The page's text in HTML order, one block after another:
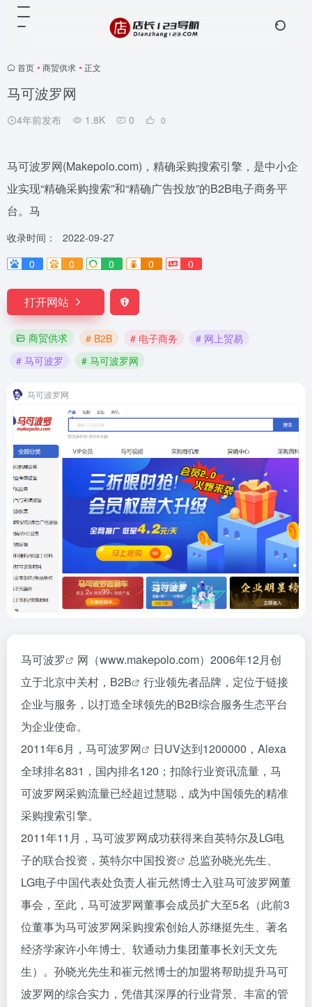
首页 • 商贸供求 • 正文
马可波罗网
4年前发布 1.8K 0 0
马可波罗网(Makepolo.com)，精确采购搜索引擎，是中小企
业实现“精确采购搜索”和“精确广告投放”的B2B电子商务平
台。马
收录时间：
2022-09-27
0
0 0 0 0
打开网站
商贸供求 # B2B # 电子商务
# 网上贸易
# 马可波罗
# 马可波罗网
马可波罗网
马可波罗
网（www.makepolo.com）2006年12月创
立于北京中关村， B2B
行业领先者品牌，定位于链接
企业与服务，以打造全球领先的B2B综合服务生态平台
为企业使命。
2011年6月， 马可波罗网
日UV达到1200000，Alexa
全球排名831，国内排名120；扣除行业资讯流量，马
可波罗网采购流量已经超过慧聪，成为中国领先的精准
采购搜索引擎。
2011年11月，马可波罗网成功获得来自英特尔及LG电
子的联合投资，英特尔中国投资
总监孙晓光先生、
LG电子中国代表处负责人崔元然博士入驻马可波罗网董
事会，至此，马可波罗网董事会成员扩大至5名（此前3
位董事为马可波罗网采购搜索创始人苏继挺先生、著名
经济学家许小年博士、软通动力集团董事长刘天文先
生）。孙晓光先生和崔元然博士的加盟将帮助提升马可
波罗网的综合实力，凭借其深厚的行业背景、丰富的管